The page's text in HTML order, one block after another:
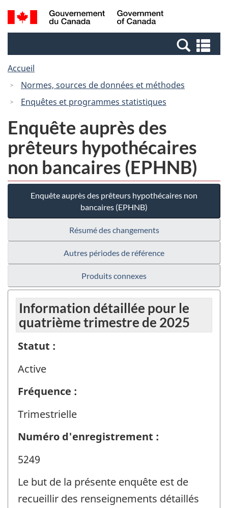
Passer
au
Passer
à
Canada
Recherche
et
et
Accueil
Normes, sources de données et méthodes
Enquêtes et programmes statistiques
Enquête auprès des
prêteurs hypothécaires
non bancaires (EPHNB)
Enquête auprès des prêteurs hypothécaires non
bancaires (EPHNB)
Résumé des changements
Autres périodes de référence
Produits connexes
Information détaillée pour le
quatrième trimestre de 2025
Statut :
Active
Fréquence :
Trimestrielle
Numéro d'enregistrement :
5249
Le but de la présente enquête est de
recueillir des renseignements détaillés